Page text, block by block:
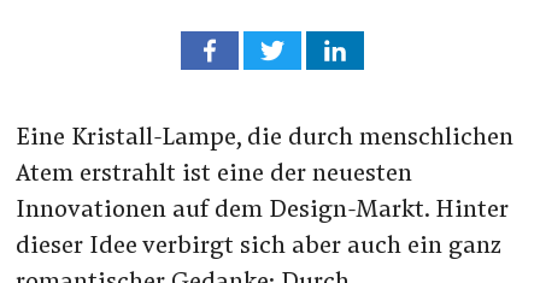
Eine Kristall-Lampe, die durch menschlichen
Atem erstrahlt ist eine der neuesten
Innovationen auf dem Design-Markt. Hinter
dieser Idee verbirgt sich aber auch ein ganz